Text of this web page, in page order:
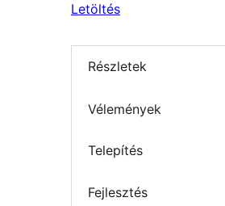
Letöltés
Részletek
Vélemények
Telepítés
Fejlesztés